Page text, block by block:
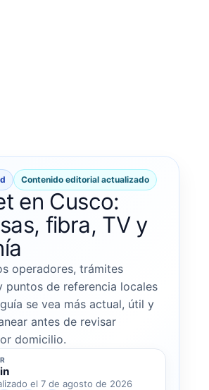
Contenido editorial actualizado
en Cusco:
fibra, TV y
operadores, trámites
puntos de referencia locales
se vea más actual, útil y
antes de revisar
domicilio.
el 7 de agosto de 2026